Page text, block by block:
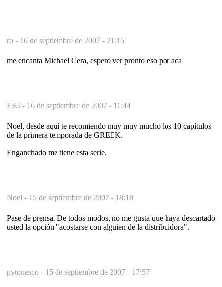
ro - 16 de septiembre de 2007 - 21:15
me encanta Michael Cera, espero ver pronto eso por aca
EKI - 16 de septiembre de 2007 - 11:44
Noel, desde aquí te recomiendo muy muy mucho los 10 capítulos
de la primera temporada de GREEK.
Enganchado me tiene esta serie.
Noel - 15 de septiembre de 2007 - 18:18
Pase de prensa. De todos modos, no me gusta que haya descartado
usted la opción "acostarse con alguien de la distribuidora".
pytonesco - 15 de septiembre de 2007 - 17:57